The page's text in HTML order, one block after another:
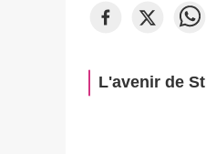
L'avenir de